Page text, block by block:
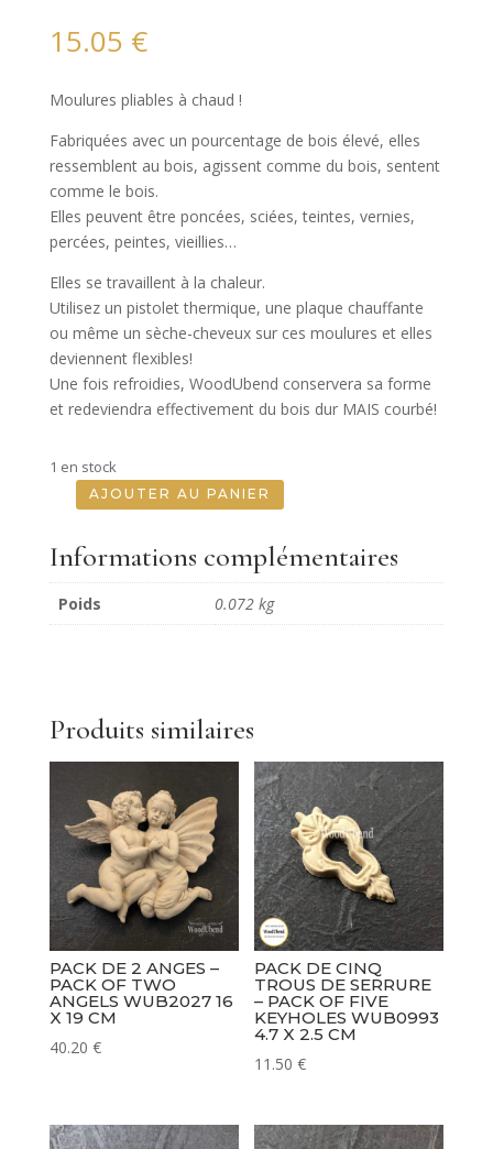
15.05 €
Moulures pliables à chaud !
Fabriquées avec un pourcentage de bois élevé, elles
ressemblent au bois, agissent comme du bois, sentent
comme le bois.
Elles peuvent être poncées, sciées, teintes, vernies,
percées, peintes, vieillies…
Elles se travaillent à la chaleur.
Utilisez un pistolet thermique, une plaque chauffante
ou même un sèche-cheveux sur ces moulures et elles
deviennent flexibles!
Une fois refroidies, WoodUbend conservera sa forme
et redeviendra effectivement du bois dur MAIS courbé!
1 en stock
quantité
Pack
De
Deux
Two
Corbels
cm
AJOUTER AU PANIER
Informations complémentaires
Poids 0.072 kg
Produits similaires
PACK DE 2 ANGES –
PACK OF TWO
ANGELS WUB2027 16
X 19 CM
40.20 €
PACK DE CINQ
TROUS DE SERRURE
– PACK OF FIVE
KEYHOLES WUB0993
4.7 X 2.5 CM
11.50€